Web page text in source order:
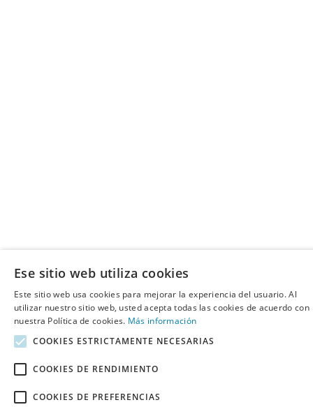
Ese sitio web utiliza cookies
Este sitio web usa cookies para mejorar la experiencia del usuario. Al
utilizar nuestro sitio web, usted acepta todas las cookies de acuerdo con
nuestra Política de cookies. Más información
COOKIES ESTRICTAMENTE NECESARIAS
COOKIES DE RENDIMIENTO
COOKIES DE PREFERENCIAS